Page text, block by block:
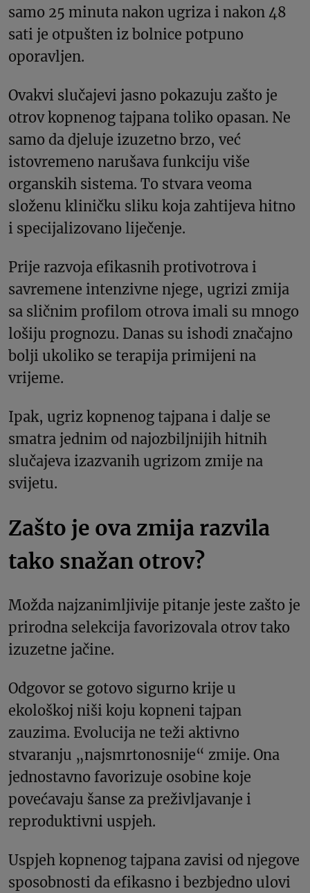
samo 25 minuta nakon ugriza i nakon 48
sati je otpušten iz bolnice potpuno
oporavljen.
Ovakvi slučajevi jasno pokazuju zašto je
otrov kopnenog tajpana toliko opasan. Ne
samo da djeluje izuzetno brzo, već
istovremeno narušava funkciju više
organskih sistema. To stvara veoma
složenu kliničku sliku koja zahtijeva hitno
i specijalizovano liječenje.
Prije razvoja efikasnih protivotrova i
savremene intenzivne njege, ugrizi zmija
sa sličnim profilom otrova imali su mnogo
lošiju prognozu. Danas su ishodi značajno
bolji ukoliko se terapija primijeni na
vrijeme.
Ipak, ugriz kopnenog tajpana i dalje se
smatra jednim od najozbiljnijih hitnih
slučajeva izazvanih ugrizom zmije na
svijetu.
Zašto je ova zmija razvila
tako snažan otrov?
Možda najzanimljivije pitanje jeste zašto je
prirodna selekcija favorizovala otrov tako
izuzetne jačine.
Odgovor se gotovo sigurno krije u
ekološkoj niši koju kopneni tajpan
zauzima. Evolucija ne teži aktivno
stvaranju „najsmrtonosnije“ zmije. Ona
jednostavno favorizuje osobine koje
povećavaju šanse za preživljavanje i
reproduktivni uspjeh.
Uspjeh kopnenog tajpana zavisi od njegove
sposobnosti da efikasno i bezbjedno ulovi